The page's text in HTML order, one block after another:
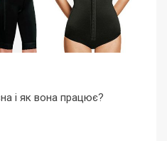
і як вона працює?